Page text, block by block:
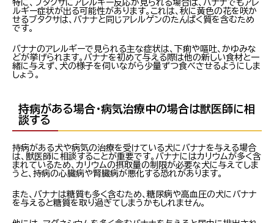
特に、ブタクサにアレルギー反応が見られる場合は、バナナでもアレ
ルギー症状が出る可能性があります。これは、秋に黄色の花を咲か
せるブタクサは、バナナと同じアレルゲンのたんぱく質を含むため
です。
バナナのアレルギーで見られる主な症状は、下痢や嘔吐、かゆみな
どが挙げられます。バナナを初めて与える際は他の新しい食材と一
緒に与えず、犬の様子を伺いながら少量ずつ食べさせるようにしま
しょう。
持病がある場合・病気治療中の場合は獣医師に相
談する
持病がある犬や病気の治療を受けている犬にバナナを与える場合
は、獣医師に相談することが重要です。バナナにはカリウムが多く含
まれているため、カリウムの摂取量の制限が必要な犬に与えてしま
うと、持病の心臓病や腎臓病が悪化する恐れがあります。
また、バナナは糖質も多く含むため、糖尿病や高血圧の犬にバナナ
を与えると糖質を取り過ぎてしまうかもしれません。